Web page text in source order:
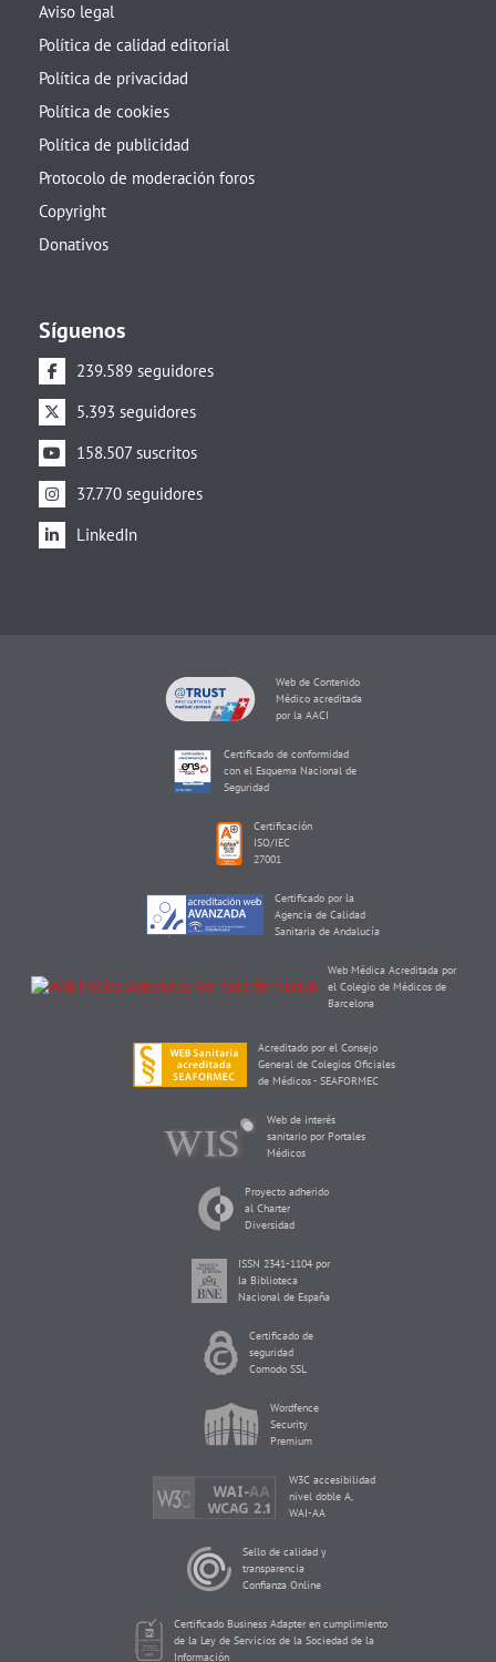
Aviso legal
Política de calidad editorial
Política de privacidad
Política de cookies
Política de publicidad
Protocolo de moderación foros
Copyright
Donativos
Síguenos
239.589 seguidores
5.393 seguidores
158.507 suscritos
37.770 seguidores
LinkedIn
Web de Contenido
Médico acreditada
por la AACI
Certificado de conformidad
con el Esquema Nacional de
Seguridad
Certificación
ISO/IEC
27001
Certificado por la
Agencia de Calidad
Sanitaria de Andalucía
Web Médica Acreditada por
el Colegio de Médicos de
Barcelona
Acreditado por el Consejo
General de Colegios Oficiales
de Médicos - SEAFORMEC
Web de interés
sanitario por Portales
Médicos
Proyecto adherido
al Charter
Diversidad
ISSN 2341-1104 por
la Biblioteca
Nacional de España
Certificado de
seguridad
Comodo SSL
Wordfence
Security
Premium
W3C accesibilidad
nivel doble A,
WAI-AA
Sello de calidad y
transparencia
Confianza Online
Certificado Business Adapter en cumplimiento
de la Ley de Servicios de la Sociedad de la
Información